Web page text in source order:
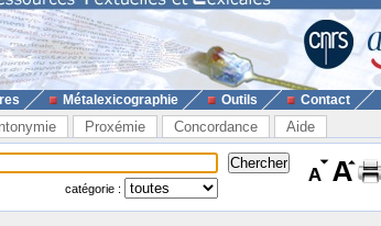
Métalexicographie Outils Contact
Proxémie Concordance Aide
catégorie :